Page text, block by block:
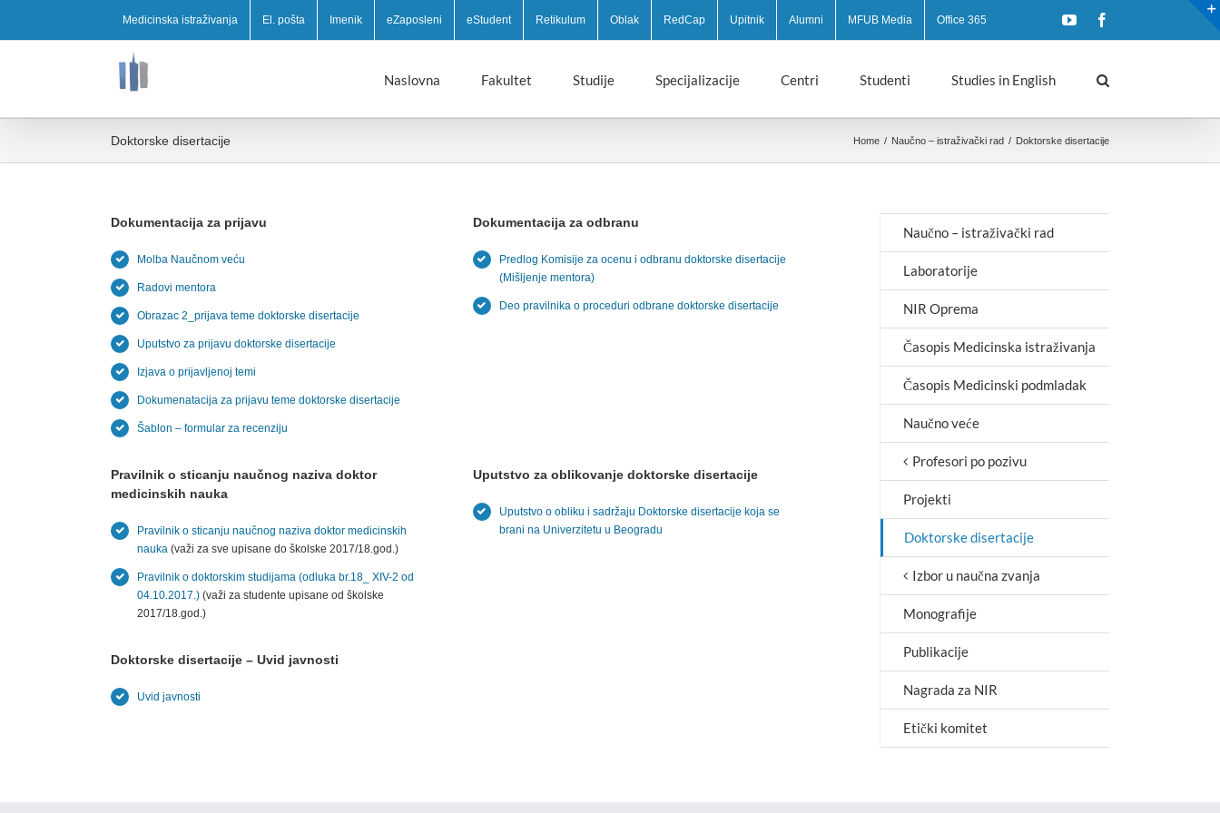
Medicinska istraživanja El. pošta Imenik eZaposleni eStudent Retikulum Oblak RedCap Upitnik Alumni MFUB Media Office 365 YouTube
Naslovna Fakultet Studije Specijalizacije Centri Studenti Studies in English
Doktorske disertacije Home / Naučno – istraživački rad / Doktorske disertacije
Dokumentacija za prijavu
Molba Naučnom veću
Radovi mentora
Obrazac 2_prijava teme doktorske disertacije
Uputstvo za prijavu doktorske disertacije
Izjava o prijavljenoj temi
Dokumenatacija za prijavu teme doktorske disertacije
Šablon – formular za recenziju
Dokumentacija za odbranu
Predlog Komisije za ocenu i odbranu doktorske disertacije
(Mišljenje mentora)
Deo pravilnika o proceduri odbrane doktorske disertacije
Pravilnik o sticanju naučnog naziva doktor
medicinskih nauka
Pravilnik o sticanju naučnog naziva doktor medicinskih
nauka(važi za sve upisane do školske 2017/⁠18.god.)
Pravilnik o doktorskim studijama (odluka br.18_⁠ XIV-2 od
04.10.2017.)(važi za studente upisane od školske
2017/⁠18.god.)
Uputstvo za oblikovanje doktorske disertacije
Uputstvo o obliku i sadržaju Doktorske disertacije koja se
brani na Univerzitetu u Beogradu
Doktorske disertacije – Uvid javnosti
Uvid javnosti
Naučno – istraživački rad
Laboratorije
NIR Oprema
Časopis Medicinska istraživanja
Časopis Medicinski podmladak
Naučno veće
Profesori po pozivu
Projekti
Doktorske disertacije
Izbor u naučna zvanja
Monografije
Publikacije
Nagrada za NIR
Etički komitet